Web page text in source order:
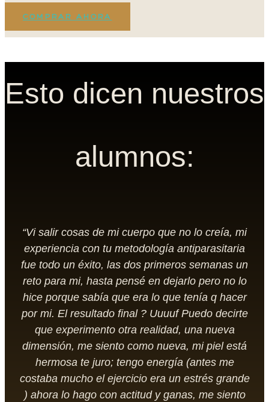
COMPRAR AHORA
Esto dicen nuestros
alumnos:
“Vi salir cosas de mi cuerpo que no lo creía, mi
experiencia con tu metodología antiparasitaria
fue todo un éxito, las dos primeros semanas un
reto para mi, hasta pensé en dejarlo pero no lo
hice porque sabía que era lo que tenía q hacer
por mi. El resultado final ? Uuuuf Puedo decirte
que experimento otra realidad, una nueva
dimensión, me siento como nueva, mi piel está
hermosa te juro; tengo energía (antes me
costaba mucho el ejercicio era un estrés grande
) ahora lo hago con actitud y ganas, me siento